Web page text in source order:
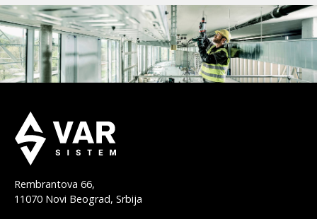
Rembrantova 66,
11070 Novi Beograd, Srbija